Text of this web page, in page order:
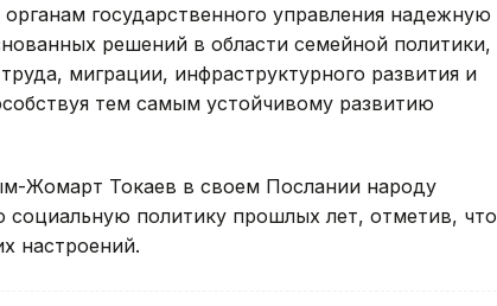
государственного управления надежную
решений в области семейной политики,
миграции, инфраструктурного развития и
тем самым устойчивому развитию
Жомарт Токаев в своем Послании народу
социальную политику прошлых лет, отметив, что
настроений.